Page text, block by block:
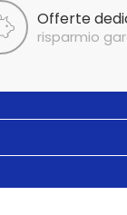
Offerte
risparmio